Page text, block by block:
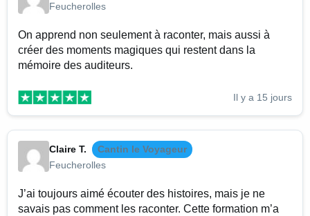
Feucherolles
On apprend non seulement à raconter, mais aussi à
créer des moments magiques qui restent dans la
mémoire des auditeurs.
Il y a 15 jours
Claire T.
Cantin le Voyageur
Feucherolles
J’ai toujours aimé écouter des histoires, mais je ne
savais pas comment les raconter. Cette formation m’a